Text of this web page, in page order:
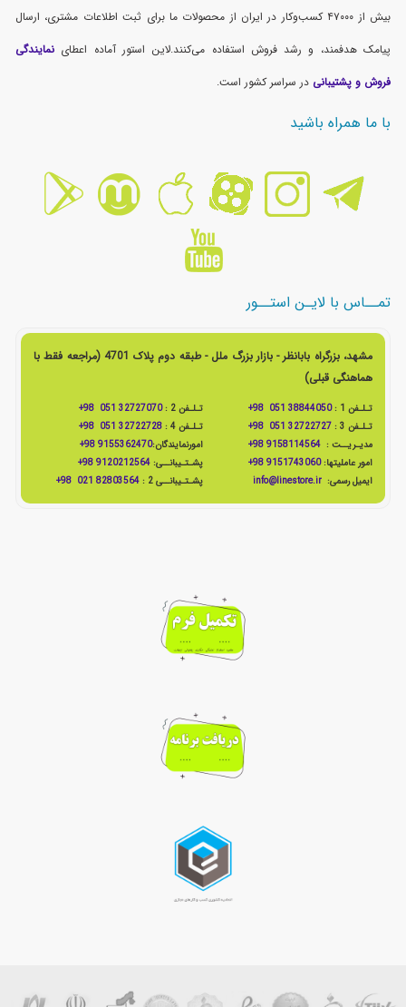
بیش از ۴۷۰۰۰ کسب‌وکار در ایران از محصولات ما برای ثبت اطلاعات مشتری، ارسال
پیامک هدفمند، و رشد فروش استفاده می‌کنند.لاین استور آماده اعطای نمایندگی
فروش و پشتیبانی در سراسر کشور است.
با ما همراه باشید
تمــاس با لایـن استــور
مشهد، بزرگراه بابانظر - بازار بزرگ ملل - طبقه دوم پلاک 4701 (مراجعه فقط با
هماهنگی قبلی)
تـلـفن 1 : 38844050 051 98+ تـلـفن 2 :
32727070 051 98+
تـلـفن 3 :
32722727 051 98+ تـلـفن 4 :
32722728 051 98+
مدیـریــت :9158114564 98+ امورنمایندگان:9155362470 98+
امور عاملیتها:9151743060 98+ پشـتـیبانــی: 9120212564 98+
ایمیل رسمی: info@linestore.ir پشـتـیبانــی 2 : 82803564 021 98+